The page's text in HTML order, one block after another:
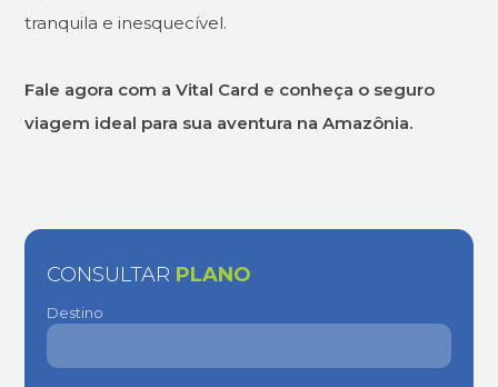
tranquila e inesquecível.
Fale agora com a Vital Card e conheça o seguro
viagem ideal para sua aventura na Amazônia.
CONSULTAR PLANO
Destino